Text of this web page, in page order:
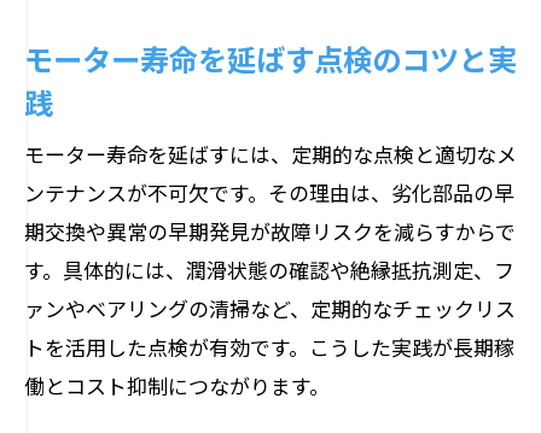
モーター寿命を延ばす点検のコツと実
践
モーター寿命を延ばすには、定期的な点検と適切なメ
ンテナンスが不可欠です。その理由は、劣化部品の早
期交換や異常の早期発見が故障リスクを減らすからで
す。具体的には、潤滑状態の確認や絶縁抵抗測定、フ
ァンやベアリングの清掃など、定期的なチェックリス
トを活用した点検が有効です。こうした実践が長期稼
働とコスト抑制につながります。